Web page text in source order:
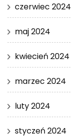
czerwiec 2024
maj 2024
kwiecień 2024
marzec 2024
luty 2024
styczeń 2024